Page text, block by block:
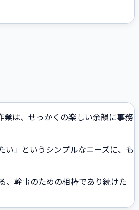
は、せっかくの楽しい余韻に事務
」というシンプルなニーズに、も
幹事のための相棒であり続けた